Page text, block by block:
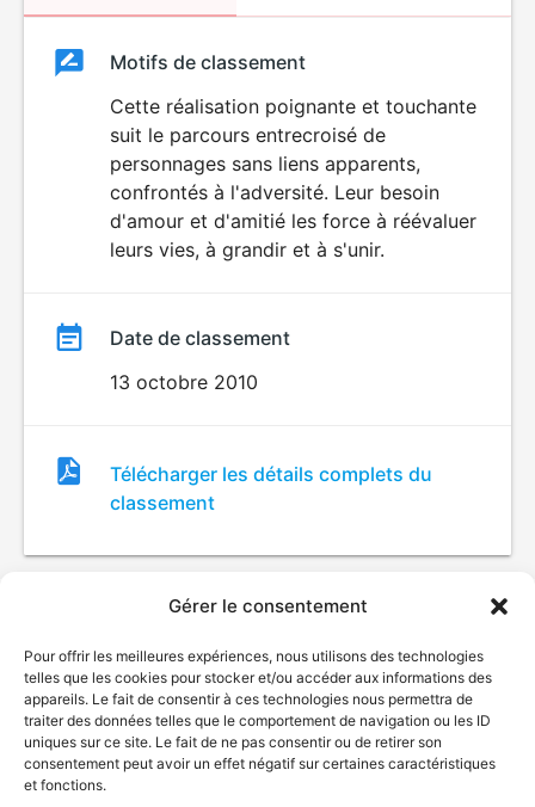
Gérer le consentement
Pour offrir les meilleures expériences, nous utilisons des technologies
telles que les cookies pour stocker et/ou accéder aux informations des
appareils. Le fait de consentir à ces technologies nous permettra de
traiter des données telles que le comportement de navigation ou les ID
uniques sur ce site. Le fait de ne pas consentir ou de retirer son
consentement peut avoir un effet négatif sur certaines caractéristiques
et fonctions.
ClassementClassement
Motifs de classement
Cette réalisation poignante et touchante
suit le parcours entrecroisé de
personnages sans liens apparents,
confrontés à l'adversité. Leur besoin
d'amour et d'amitié les force à réévaluer
leurs vies, à grandir et à s'unir.
Date de classement
13 octobre 2010
Fichier
de
classement
Télécharger les détails complets du
classement
© Gouvernement du Québec, 2026